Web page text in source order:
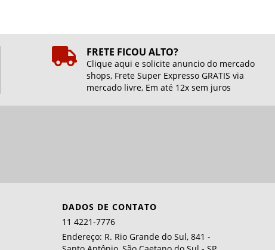
FRETE FICOU ALTO?
Clique aqui e solicite anuncio do mercado
shops, Frete Super Expresso GRATIS via
mercado livre, Em até 12x sem juros
DADOS DE CONTATO
11 4221-7776
Endereço: R. Rio Grande do Sul, 841 -